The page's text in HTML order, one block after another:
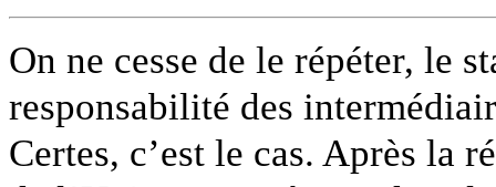
On ne cesse de le répéter, le
responsabilité des
Certes, c’est le cas. Après la